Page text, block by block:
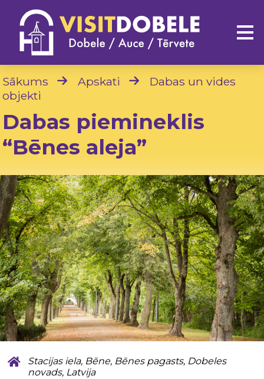
Sākums Apskati
Dabas un vides
objekti
Dabas piemineklis
“Bēnes aleja”
Stacijas iela, Bēne, Bēnes pagasts, Dobeles
novads, Latvija